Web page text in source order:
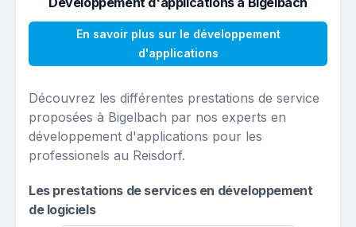
En savoir plus sur le développement
d'applications
Découvrez les différentes prestations de service
proposées à Bigelbach par nos experts en
développement d'applications pour les
professionels au Reisdorf.
Les prestations de services en développement
de logiciels